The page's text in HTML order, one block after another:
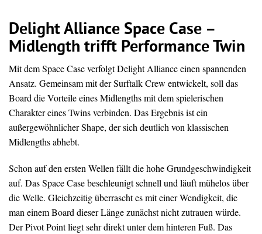
Delight Alliance Space Case –
Midlength trifft Performance Twin
Mit dem Space Case verfolgt Delight Alliance einen spannenden
Ansatz. Gemeinsam mit der Surftalk Crew entwickelt, soll das
Board die Vorteile eines Midlengths mit dem spielerischen
Charakter eines Twins verbinden. Das Ergebnis ist ein
außergewöhnlicher Shape, der sich deutlich von klassischen
Midlengths abhebt.
Schon auf den ersten Wellen fällt die hohe Grundgeschwindigkeit
auf. Das Space Case beschleunigt schnell und läuft mühelos über
die Welle. Gleichzeitig überrascht es mit einer Wendigkeit, die
man einem Board dieser Länge zunächst nicht zutrauen würde.
Der Pivot Point liegt sehr direkt unter dem hinteren Fuß. Das